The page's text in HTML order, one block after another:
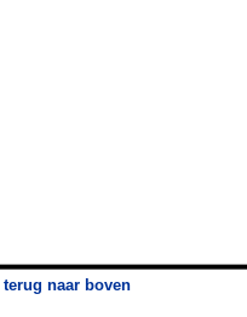
terug naar boven